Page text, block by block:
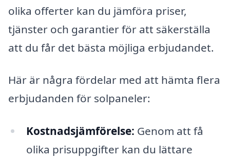
olika offerter kan du jämföra priser,
tjänster och garantier för att säkerställa
att du får det bästa möjliga erbjudandet.
Här är några fördelar med att hämta flera
erbjudanden för solpaneler:
Kostnadsjämförelse: Genom att få
olika prisuppgifter kan du lättare